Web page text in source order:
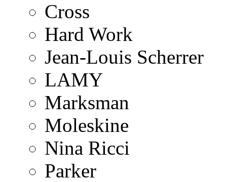
Cross
Hard Work
Jean-Louis Scherrer
LAMY
Marksman
Moleskine
Nina Ricci
Parker